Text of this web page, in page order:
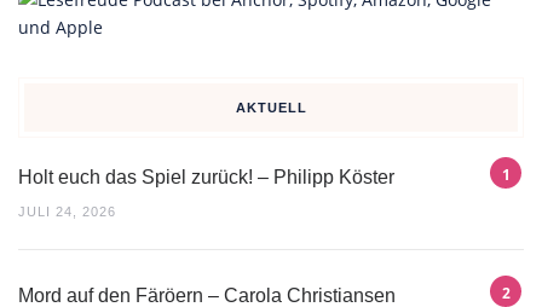
AKTUELL
Holt euch das Spiel zurück! – Philipp Köster
JULI 24, 2026
Mord auf den Färöern – Carola Christiansen